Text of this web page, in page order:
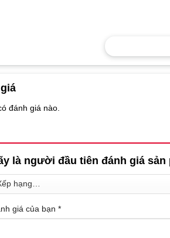
đánh giá nào.
là người đầu tiên đánh giá sản
giá của bạn *